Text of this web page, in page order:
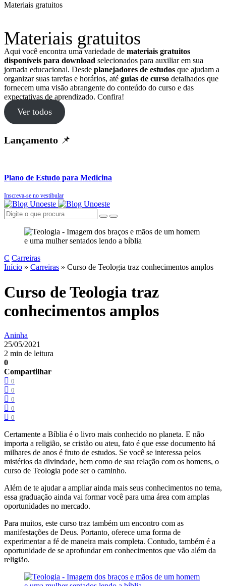
Materiais gratuitos
Materiais gratuitos
Aqui você encontra uma variedade de materiais gratuitos
disponíveis para download selecionados para auxiliar em sua
jornada educacional. Desde planejadores de estudos que ajudam a
organizar suas tarefas e horários, até guias de curso detalhados que
fornecem uma visão abrangente do conteúdo do curso e das
expectativas de aprendizado. Confira!
Ver todos
Lançamento 📌
Plano de Estudo para Medicina
Inscreva-se no vestibular
C Carreiras
Início » Carreiras » Curso de Teologia traz conhecimentos amplos
Curso de Teologia traz
conhecimentos amplos
Aninha
25/05/2021
2 min de leitura
0
Compartilhar
0
0
0
0
0
Certamente a Bíblia é o livro mais conhecido no planeta. E não
importa a religião, se cristão ou ateu, fato é que esse documento há
milhares de anos é fruto de estudos. Se você se interessa pelos
mistérios da divindade, bem como de sua relação com os homens, o
curso de Teologia pode ser o caminho.
Além de te ajudar a ampliar ainda mais seus conhecimentos no tema,
essa graduação ainda vai formar você para uma área com amplas
oportunidades no mercado.
Para muitos, este curso traz também um encontro com as
manifestações de Deus. Portanto, oferece uma forma de
experimentar a fé de maneira mais completa. Contudo, também é a
oportunidade de se aprofundar em conhecimentos que vão além da
religião.